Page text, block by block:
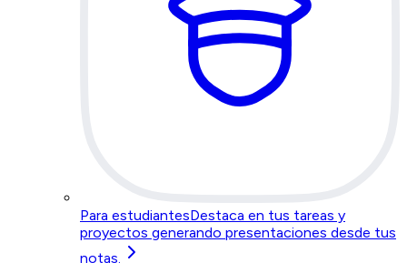
Para estudiantesDestaca en tus tareas y
proyectos generando presentaciones desde tus
notas.